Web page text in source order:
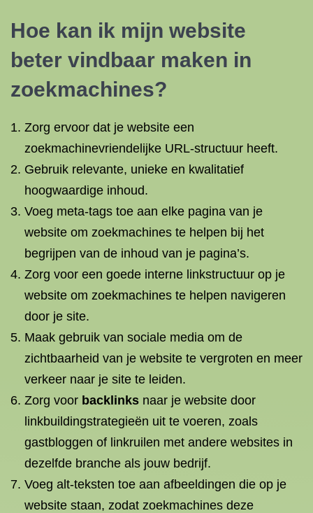
Hoe kan ik mijn website
beter vindbaar maken in
zoekmachines?
Zorg ervoor dat je website een
zoekmachinevriendelijke URL-structuur heeft.
Gebruik relevante, unieke en kwalitatief
hoogwaardige inhoud.
Voeg meta-tags toe aan elke pagina van je
website om zoekmachines te helpen bij het
begrijpen van de inhoud van je pagina’s.
Zorg voor een goede interne linkstructuur op je
website om zoekmachines te helpen navigeren
door je site.
Maak gebruik van sociale media om de
zichtbaarheid van je website te vergroten en meer
verkeer naar je site te leiden.
Zorg voor backlinks naar je website door
linkbuildingstrategieën uit te voeren, zoals
gastbloggen of linkruilen met andere websites in
dezelfde branche als jouw bedrijf.
Voeg alt-teksten toe aan afbeeldingen die op je
website staan, zodat zoekmachines deze